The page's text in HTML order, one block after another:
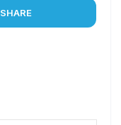
SHARE